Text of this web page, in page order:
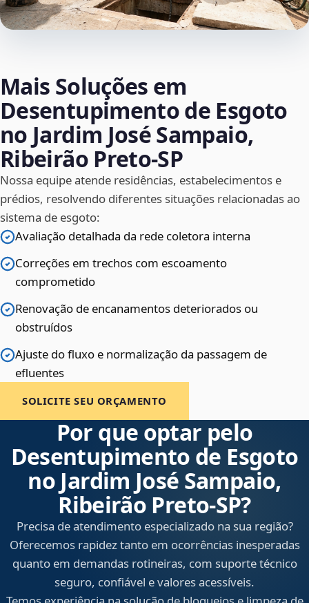
Mais Soluções em
Desentupimento de Esgoto
no Jardim José Sampaio,
Ribeirão Preto‑SP
Nossa equipe atende residências, estabelecimentos e
prédios, resolvendo diferentes situações relacionadas ao
sistema de esgoto:
Avaliação detalhada da rede coletora interna
Correções em trechos com escoamento
comprometido
Renovação de encanamentos deteriorados ou
obstruídos
Ajuste do fluxo e normalização da passagem de
efluentes
SOLICITE SEU ORÇAMENTO
Por que optar pelo
Desentupimento de Esgoto
no Jardim José Sampaio,
Ribeirão Preto‑SP?
Precisa de atendimento especializado na sua região?
Oferecemos rapidez tanto em ocorrências inesperadas
quanto em demandas rotineiras, com suporte técnico
seguro, confiável e valores acessíveis.